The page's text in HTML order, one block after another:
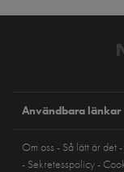
Användbara länkar
Om oss Så lätt är det
Sekretesspolicy